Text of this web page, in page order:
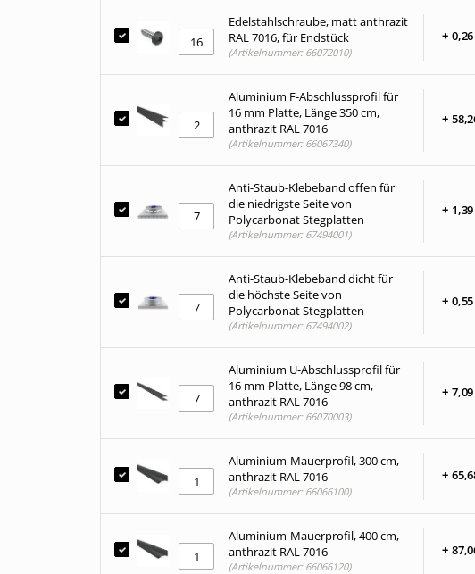
Edelstahlschraube, matt anthrazit
RAL 7016, für Endstück
+ 0,26
(Artikelnummer: 66072010)
Aluminium F-Abschlussprofil für
16 mm Platte, Länge 350 cm,
anthrazit RAL 7016
+ 58,
(Artikelnummer: 66067340)
Anti-Staub-Klebeband offen für
die niedrigste Seite von
Polycarbonat Stegplatten
+ 1,39
(Artikelnummer: 67494001)
Anti-Staub-Klebeband dicht für
die höchste Seite von
Polycarbonat Stegplatten
+ 0,55
(Artikelnummer: 67494002)
Aluminium U-Abschlussprofil für
16 mm Platte, Länge 98 cm,
anthrazit RAL 7016
+ 7,09
(Artikelnummer: 66070003)
Aluminium-Mauerprofil, 300 cm,
anthrazit RAL 7016
+ 65,
(Artikelnummer: 66066100)
Aluminium-Mauerprofil, 400 cm,
anthrazit RAL 7016
+ 87,
(Artikelnummer: 66066120)